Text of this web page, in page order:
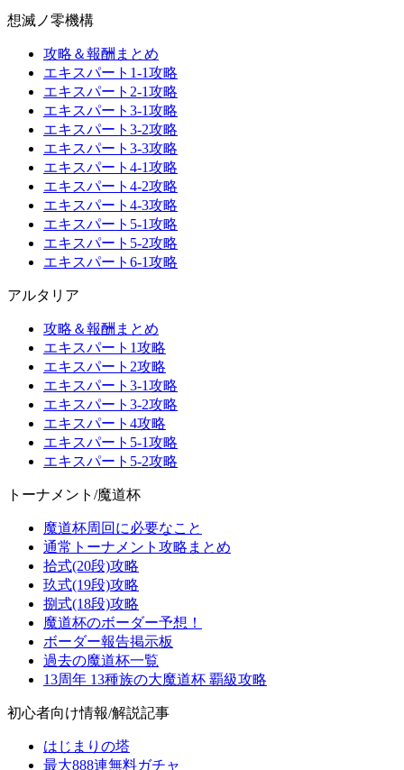
想滅ノ零機構
攻略＆報酬まとめ
エキスパート1-1攻略
エキスパート2-1攻略
エキスパート3-1攻略
エキスパート3-2攻略
エキスパート3-3攻略
エキスパート4-1攻略
エキスパート4-2攻略
エキスパート4-3攻略
エキスパート5-1攻略
エキスパート5-2攻略
エキスパート6-1攻略
アルタリア
攻略＆報酬まとめ
エキスパート1攻略
エキスパート2攻略
エキスパート3-1攻略
エキスパート3-2攻略
エキスパート4攻略
エキスパート5-1攻略
エキスパート5-2攻略
トーナメント/魔道杯
魔道杯周回に必要なこと
通常トーナメント攻略まとめ
拾式(20段)攻略
玖式(19段)攻略
捌式(18段)攻略
魔道杯のボーダー予想！
ボーダー報告掲示板
過去の魔道杯一覧
13周年 13種族の大魔道杯 覇級攻略
初心者向け情報/解説記事
はじまりの塔
最大888連無料ガチャ